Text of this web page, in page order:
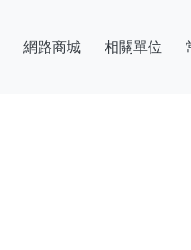
網路商城 相關單位